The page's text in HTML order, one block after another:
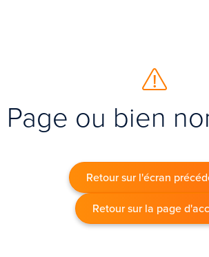
Page ou bien
Retour sur l'écran
Retour sur la page